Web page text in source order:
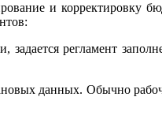
и корректировку
регламент
данных. Обычно